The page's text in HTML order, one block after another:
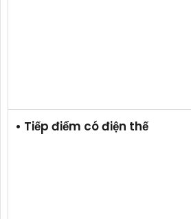
• Tiếp điểm có điện thế